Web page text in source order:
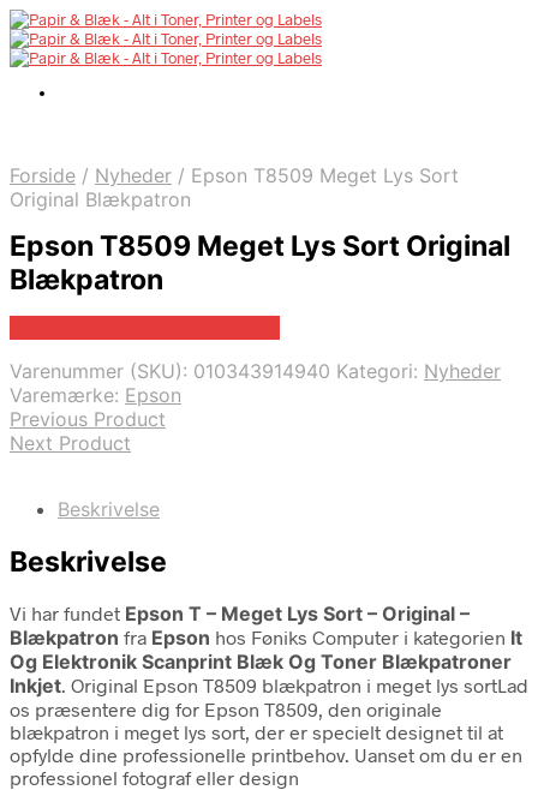
Forside / Nyheder / Epson T8509 Meget Lys Sort
Original Blækpatron
Epson T8509 Meget Lys Sort Original
Blækpatron
Varenummer (SKU): 010343914940 Kategori: Nyheder
Varemærke: Epson
Previous Product
Next Product
Beskrivelse
Beskrivelse
Vi har fundet Epson T – Meget Lys Sort – Original –
Blækpatron fra Epson hos Føniks Computer i kategorien It
Og Elektronik Scanprint Blæk Og Toner Blækpatroner
Inkjet. Original Epson T8509 blækpatron i meget lys sortLad
os præsentere dig for Epson T8509, den originale
blækpatron i meget lys sort, der er specielt designet til at
opfylde dine professionelle printbehov. Uanset om du er en
professionel fotograf eller design